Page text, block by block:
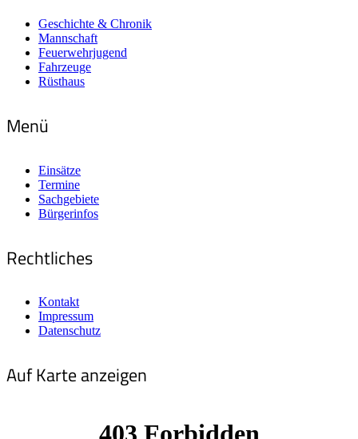
Geschichte & Chronik
Mannschaft
Feuerwehrjugend
Fahrzeuge
Rüsthaus
Menü
Einsätze
Termine
Sachgebiete
Bürgerinfos
Rechtliches
Kontakt
Impressum
Datenschutz
Auf Karte anzeigen